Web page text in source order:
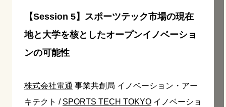
【Session 5】スポーツテック市場の現在
地と大学を核としたオープンイノベーショ
ンの可能性
株式会社電通 事業共創局 イノベーション・アー
キテクト / SPORTS TECH TOKYO イノベーショ